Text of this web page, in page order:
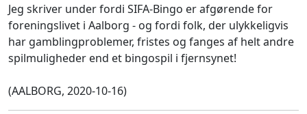
Jeg skriver under fordi SIFA-Bingo er afgørende for
foreningslivet i Aalborg - og fordi folk, der ulykkeligvis
har gamblingproblemer, fristes og fanges af helt andre
spilmuligheder end et bingospil i fjernsynet!
(AALBORG, 2020-10-16)